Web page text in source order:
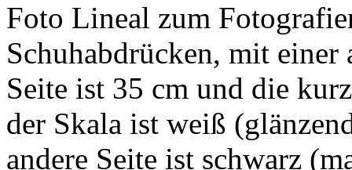
Foto Lineal zum
Schuhabdrücken, mit
Seite ist 35 cm und die
der Skala ist weiß
andere Seite ist schwarz